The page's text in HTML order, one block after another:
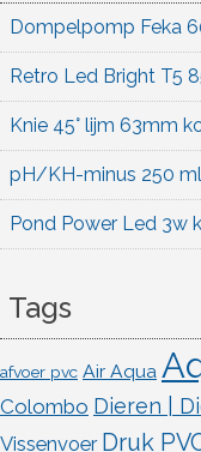
Dompelpomp Feka
Retro Led Bright T5
Knie 45° lijm 63mm
pH/KH-minus 250
Pond Power Led 3w
Tags
afvoer pvc Air Aqua
Colombo Dieren |
Vissenvoer Druk